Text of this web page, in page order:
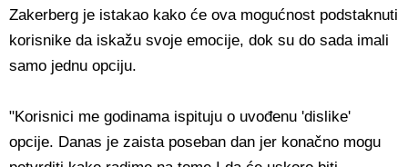
Zakerberg je istakao kako će ova mogućnost podstaknuti
korisnike da iskažu svoje emocije, dok su do sada imali
samo jednu opciju.
"Korisnici me godinama ispituju o uvođenu 'dislike'
opcije. Danas je zaista poseban dan jer konačno mogu